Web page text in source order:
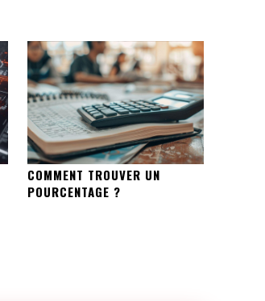
COMMENT TROUVER UN
POURCENTAGE ?